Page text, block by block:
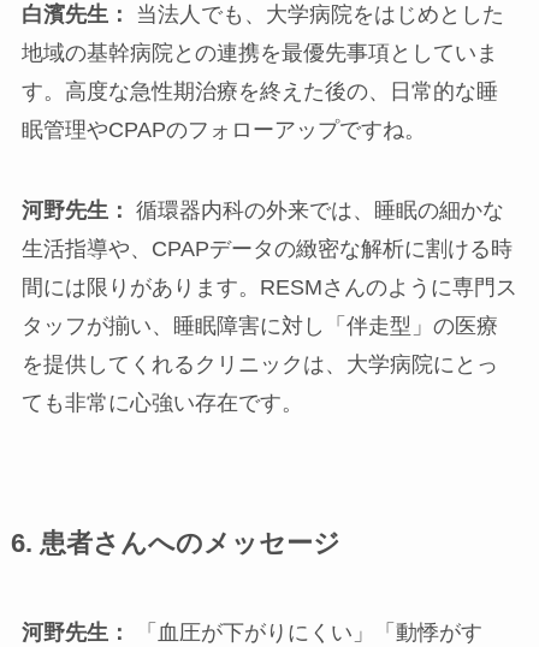
白濱先生：
当法人でも、大学病院をはじめとした
地域の基幹病院との連携を最優先事項としていま
す。高度な急性期治療を終えた後の、日常的な睡
眠管理やCPAPのフォローアップですね。
河野先生： 循環器内科の外来では、睡眠の細かな
生活指導や、CPAPデータの緻密な解析に割ける時
間には限りがあります。RESMさんのように専門ス
タッフが揃い、睡眠障害に対し「伴走型」の医療
を提供してくれるクリニックは、大学病院にとっ
ても非常に心強い存在です。
6. 患者さんへのメッセージ
河野先生：
「血圧が下がりにくい」「動悸がす